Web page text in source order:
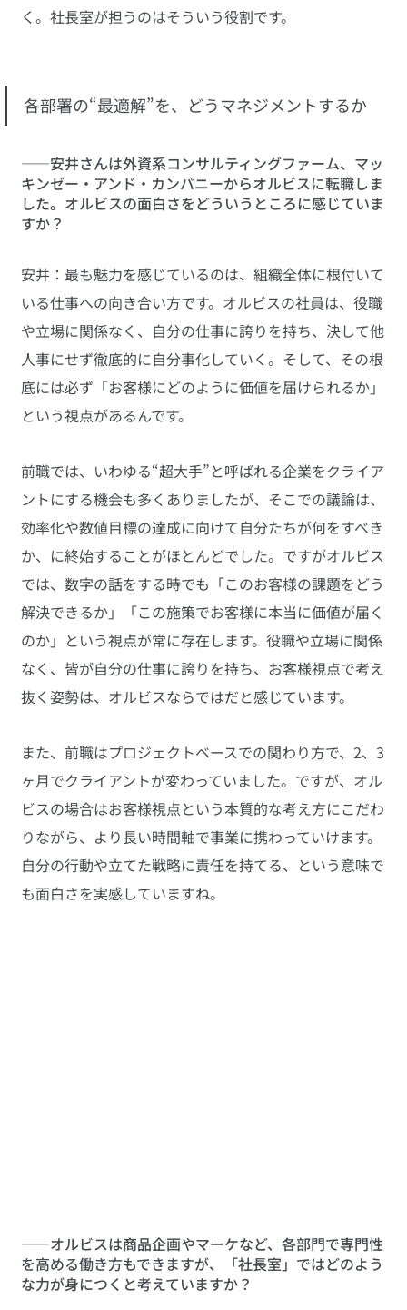
く。社長室が担うのはそういう役割です。
各部署の“最適解”を、どうマネジメントするか
――安井さんは外資系コンサルティングファーム、マッ
キンゼー・アンド・カンパニーからオルビスに転職しま
した。オルビスの面白さをどういうところに感じていま
すか？
安井：最も魅力を感じているのは、組織全体に根付いて
いる仕事への向き合い方です。オルビスの社員は、役職
や立場に関係なく、自分の仕事に誇りを持ち、決して他
人事にせず徹底的に自分事化していく。そして、その根
底には必ず「お客様にどのように価値を届けられるか」
という視点があるんです。
前職では、いわゆる“超大手”と呼ばれる企業をクライア
ントにする機会も多くありましたが、そこでの議論は、
効率化や数値目標の達成に向けて自分たちが何をすべき
か、に終始することがほとんどでした。ですがオルビス
では、数字の話をする時でも「このお客様の課題をどう
解決できるか」「この施策でお客様に本当に価値が届く
のか」という視点が常に存在します。役職や立場に関係
なく、皆が自分の仕事に誇りを持ち、お客様視点で考え
抜く姿勢は、オルビスならではだと感じています。
また、前職はプロジェクトベースでの関わり方で、2、3
ヶ月でクライアントが変わっていました。ですが、オル
ビスの場合はお客様視点という本質的な考え方にこだわ
りながら、より長い時間軸で事業に携わっていけます。
自分の行動や立てた戦略に責任を持てる、という意味で
も面白さを実感していますね。
――オルビスは商品企画やマーケなど、各部門で専門性
を高める働き方もできますが、「社長室」ではどのよう
な力が身につくと考えていますか？